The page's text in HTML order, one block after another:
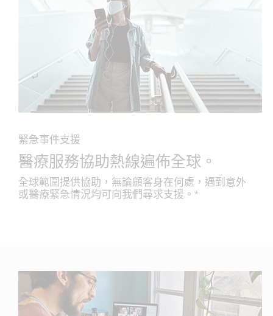
緊急事件支援
醫療服務協助熱線遍佈全球。
全球範圍提供協助，無論顧客身在何處，遇到意外
或醫療緊急情況均可向我們尋求支援。*